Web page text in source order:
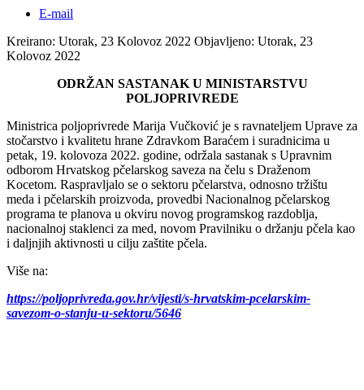
E-mail
Kreirano: Utorak, 23 Kolovoz 2022 Objavljeno: Utorak, 23
Kolovoz 2022
ODRŽAN SASTANAK U MINISTARSTVU
POLJOPRIVREDE
Ministrica poljoprivrede Marija Vučković je s ravnateljem Uprave za
stočarstvo i kvalitetu hrane Zdravkom Baraćem i suradnicima u
petak, 19. kolovoza 2022. godine, održala sastanak s Upravnim
odborom Hrvatskog pčelarskog saveza na čelu s Draženom
Kocetom. Raspravljalo se o sektoru pčelarstva, odnosno tržištu
meda i pčelarskih proizvoda, provedbi Nacionalnog pčelarskog
programa te planova u okviru novog programskog razdoblja,
nacionalnoj staklenci za med, novom Pravilniku o držanju pčela kao
i daljnjih aktivnosti u cilju zaštite pčela.
Više na:
https://poljoprivreda.gov.hr/vijesti/s-hrvatskim-pcelarskim-
savezom-o-stanju-u-sektoru/5646